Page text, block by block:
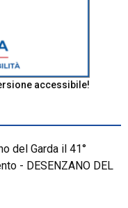
accessibile!
del Garda il 41°
- DESENZANO DEL